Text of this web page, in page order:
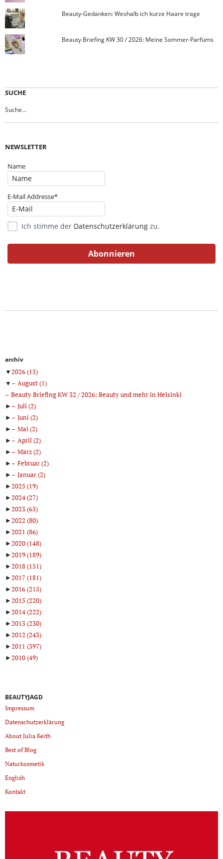
Beauty-Gedanken: Weshalb ich kurze Haare trage
Beauty Briefing KW 30 / 2026: Meine Sommer-Parfüms
SUCHE
NEWSLETTER
Name
E-Mail Addresse*
Ich stimme der Datenschutzerklärung zu.
archiv
▼2026(15)
▼
August(1)
Beauty Briefing KW 32 / 2026: Beauty und mehr in Helsinki
►
Juli(2)
►
Juni(2)
►
Mai(2)
►
April(2)
►
März(2)
►
Februar(2)
►
Januar(2)
►2025 (19)
►2024(27)
►2023(65)
►2022 (80)
►2021 (86)
►2020(148)
►2019(189)
►2018(151)
►2017(181)
►2016(215)
►2015 (220)
►2014(222)
►2013(230)
►2012 (243)
►2011 (397)
►2010(49)
BEAUTYJAGD
Impressum
Datenschutzerklärung
About Julia Keith
Best of Blog
Naturkosmetik
English
Kontakt